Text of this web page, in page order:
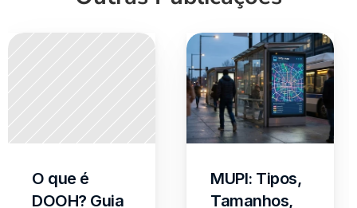
O que é
DOOH? Guia
MUPI: Tipos,
Tamanhos,